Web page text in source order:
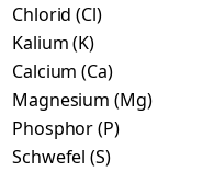
Chlorid (Cl)
Kalium (K)
Calcium (Ca)
Magnesium (Mg)
Phosphor (P)
Schwefel (S)